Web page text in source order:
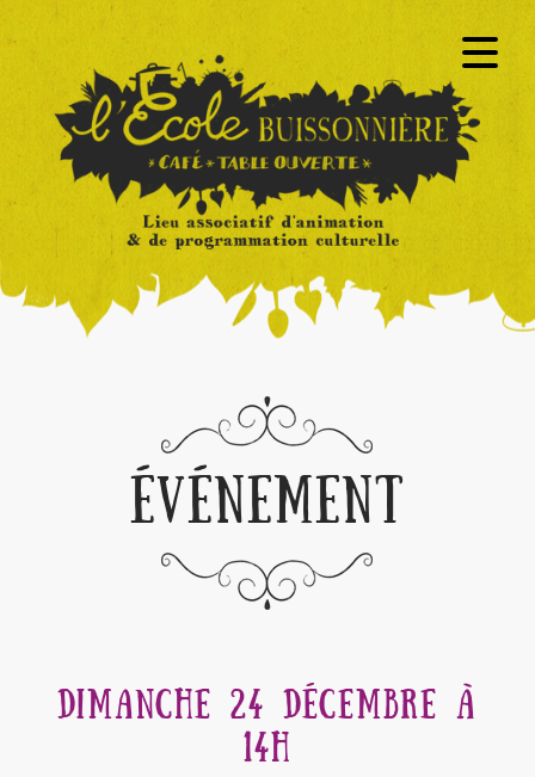
ÉVÉNEMENT
DIMANCHE 24 DÉCEMBRE À
14H